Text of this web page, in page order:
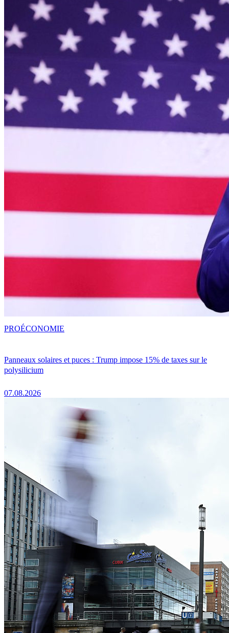
Panneaux solaires et puces : Trump impose 15% de taxes sur le
polysilicium
07.08.2026
PROÉCONOMIE